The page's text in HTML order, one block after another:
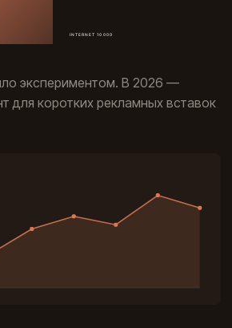
экспериментом. В 2026 —
для коротких рекламных вставок